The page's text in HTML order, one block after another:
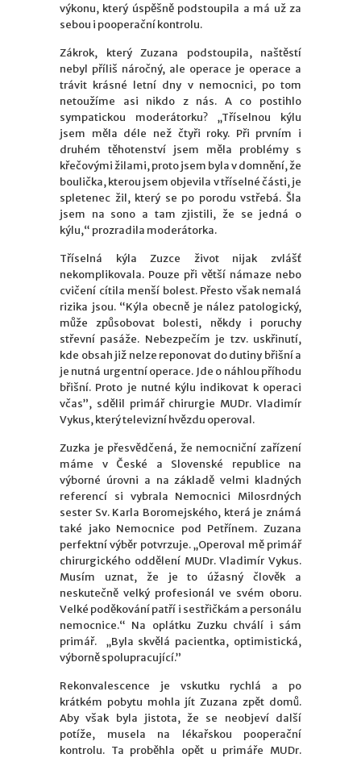
výkonu, který úspěšně podstoupila a má už za
sebou i pooperační kontrolu.
Zákrok, který Zuzana podstoupila, naštěstí
nebyl příliš náročný, ale operace je operace a
trávit krásné letní dny v nemocnici, po tom
netoužíme asi nikdo z nás. A co postihlo
sympatickou moderátorku? „Tříselnou kýlu
jsem měla déle než čtyři roky. Při prvním i
druhém těhotenství jsem měla problémy s
křečovými žilami, proto jsem byla v domnění, že
boulička, kterou jsem objevila v tříselné části, je
spletenec žil, který se po porodu vstřebá. Šla
jsem na sono a tam zjistili, že se jedná o
kýlu,“ prozradila moderátorka.
Tříselná kýla Zuzce život nijak zvlášť
nekomplikovala. Pouze při větší námaze nebo
cvičení cítila menší bolest. Přesto však nemalá
rizika jsou. “Kýla obecně je nález patologický,
může způsobovat bolesti, někdy i poruchy
střevní pasáže. Nebezpečím je tzv. uskřinutí,
kde obsah již nelze reponovat do dutiny břišní a
je nutná urgentní operace. Jde o náhlou příhodu
břišní. Proto je nutné kýlu indikovat k operaci
včas”, sdělil primář chirurgie MUDr. Vladimír
Vykus, který televizní hvězdu operoval.
Zuzka je přesvědčená, že nemocniční zařízení
máme v České a Slovenské republice na
výborné úrovni a na základě velmi kladných
referencí si vybrala Nemocnici Milosrdných
sester Sv. Karla Boromejského, která je známá
také jako Nemocnice pod Petřínem. Zuzana
perfektní výběr potvrzuje. „Operoval mě primář
chirurgického oddělení MUDr. Vladimír Vykus.
Musím uznat, že je to úžasný člověk a
neskutečně velký profesionál ve svém oboru.
Velké poděkování patří i sestřičkám a personálu
nemocnice.“ Na oplátku Zuzku chválí i sám
primář. „Byla skvělá pacientka, optimistická,
výborně spolupracující.”
Rekonvalescence je vskutku rychlá a po
krátkém pobytu mohla jít Zuzana zpět domů.
Aby však byla jistota, že se neobjeví další
potíže, musela na lékařskou pooperační
kontrolu. Ta proběhla opět u primáře MUDr.